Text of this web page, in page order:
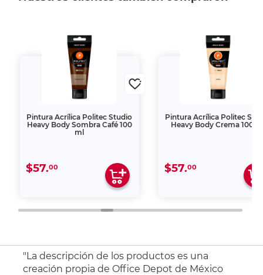
Pintura Acrílica Politec Studio
Heavy Body Sombra Café 100
ml
$57.00
Pintura Acrílica Politec
Heavy Body Crema 100
$57.00
"La descripción de los productos es una
creación propia de Office Depot de México